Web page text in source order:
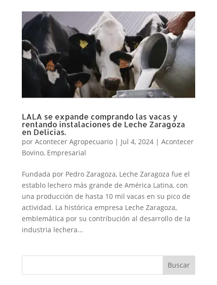
LALA se expande comprando las vacas y
rentando instalaciones de Leche Zaragoza
en Delicias.
por Acontecer Agropecuario| Jul 4, 2024| Acontecer
Bovino, Empresarial
Fundada por Pedro Zaragoza, Leche Zaragoza fue el
establo lechero más grande de América Latina, con
una producción de hasta 10 mil vacas en su pico de
actividad. La histórica empresa Leche Zaragoza,
emblemática por su contribución al desarrollo de la
industria lechera...
Buscar